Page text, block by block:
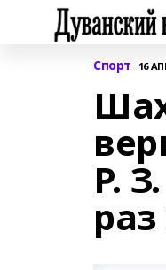
Спорт 16
Р.